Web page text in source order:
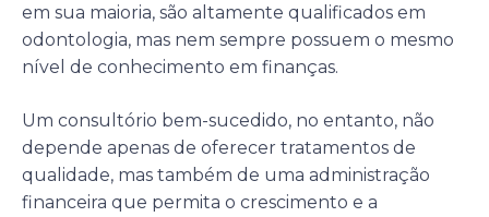
em sua maioria, são altamente qualificados em
odontologia, mas nem sempre possuem o mesmo
nível de conhecimento em finanças.
Um consultório bem-sucedido, no entanto, não
depende apenas de oferecer tratamentos de
qualidade, mas também de uma administração
financeira que permita o crescimento e a